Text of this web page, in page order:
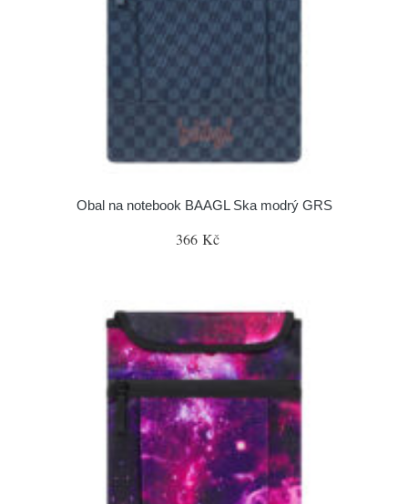
Obal na notebook BAAGL Ska modrý GRS
366 Kč